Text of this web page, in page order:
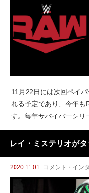
11月22日には次回ペイ
れる予定であり、今年も
す。毎年サバイバーシリ
れ、他のショーに異なる
グルが行われてきました
レイ・ミステリオが
2020.11.01 コメント・イン